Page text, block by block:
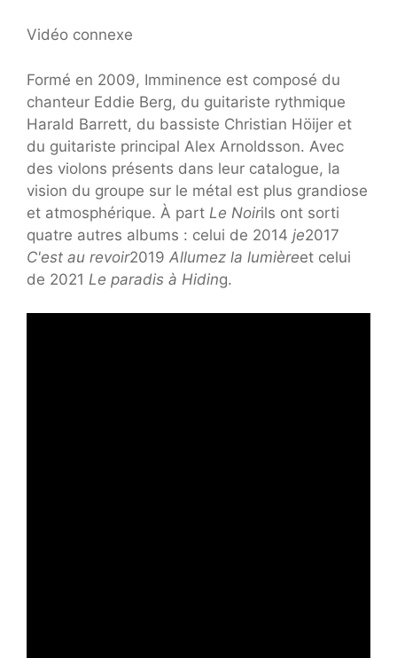
Vidéo connexe
Formé en 2009, Imminence est composé du
chanteur Eddie Berg, du guitariste rythmique
Harald Barrett, du bassiste Christian Höijer et
du guitariste principal Alex Arnoldsson. Avec
des violons présents dans leur catalogue, la
vision du groupe sur le métal est plus grandiose
et atmosphérique. À part Le Noirils ont sorti
quatre autres albums : celui de 2014 je2017
C'est au revoir2019 Allumez la lumièreet celui
de 2021 Le paradis à Hiding.